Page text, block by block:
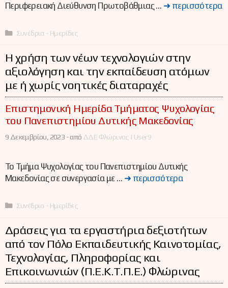
Περιφερειακή Διεύθυνση Πρωτοβάθμιας … ➜ περισσότερα
Κατηγορίες
Συνέδρια - Ημερίδες
Η χρήση των νέων τεχνολογιών στην
αξιολόγηση και την εκπαίδευση ατόμων
με ή χωρίς νοητικές διαταραχές
Επιστημονική Ημερίδα Τμήματος Ψυχολογίας
του Πανεπιστημίου Δυτικής Μακεδονίας
9 Δεκεμβρίου, 2023 -από ΔΔΕ Φλώρινας | User9
Το Τμήμα Ψυχολογίας του Πανεπιστημίου Δυτικής
Μακεδονίας σε συνεργασία με … ➜ περισσότερα
Κατηγορίες
Συνέδρια - Ημερίδες
Δράσεις για τα εργαστήρια δεξιοτήτων
από τον Πόλο Εκπαιδευτικής Καινοτομίας,
Τεχνολογίας, Πληροφορίας και
Επικοινωνιών (Π.Ε.Κ.Τ.Π.Ε.) Φλώρινας